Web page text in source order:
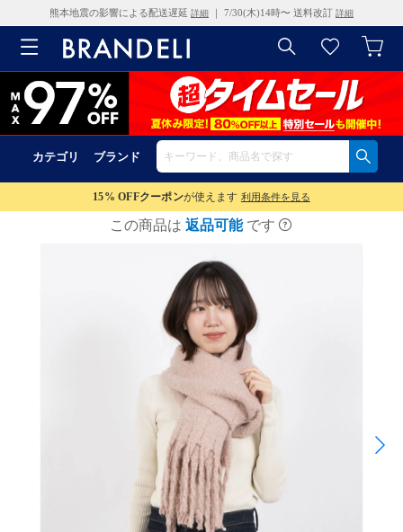
熊本地震の影響による配送遅延 詳細 ｜ 7/30(木)14時〜 送料改訂 詳細
カテゴリ ブランド
15% OFFクーポンが使えます 利用条件を見る
この商品は 返品可能 です